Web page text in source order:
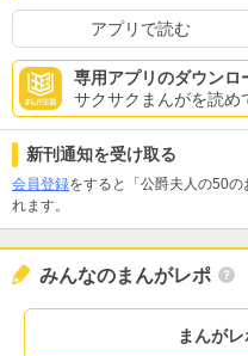
アプリで読む
専用アプリのダウンロ
サクサクまんがを読め
新刊通知を受け取る
会員登録をすると「公爵夫人の50
れます。
みんなのまんがレポ
まんが